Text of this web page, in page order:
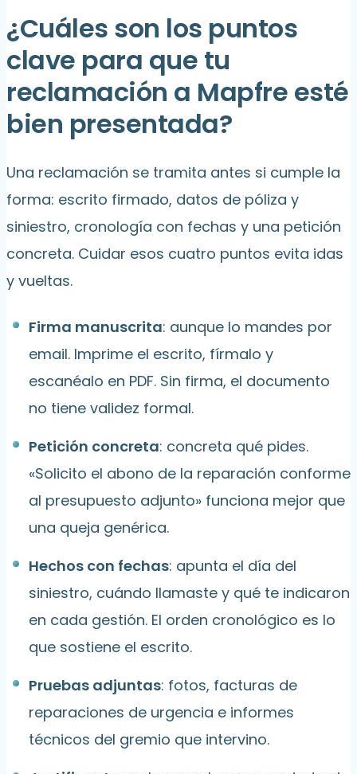
¿Cuáles son los puntos
clave para que tu
reclamación a Mapfre esté
bien presentada?
Una reclamación se tramita antes si cumple la
forma: escrito firmado, datos de póliza y
siniestro, cronología con fechas y una petición
concreta. Cuidar esos cuatro puntos evita idas
y vueltas.
Firma manuscrita: aunque lo mandes por
email. Imprime el escrito, fírmalo y
escanéalo en PDF. Sin firma, el documento
no tiene validez formal.
Petición concreta: concreta qué pides.
«Solicito el abono de la reparación conforme
al presupuesto adjunto» funciona mejor que
una queja genérica.
Hechos con fechas: apunta el día del
siniestro, cuándo llamaste y qué te indicaron
en cada gestión. El orden cronológico es lo
que sostiene el escrito.
Pruebas adjuntas: fotos, facturas de
reparaciones de urgencia e informes
técnicos del gremio que intervino.